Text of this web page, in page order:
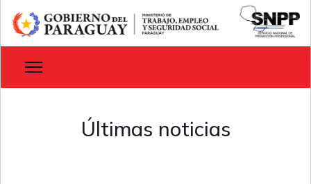
Últimas noticias